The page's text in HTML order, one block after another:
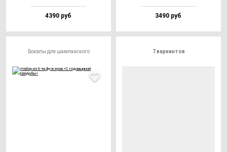
4390 руб 3490 руб
Бокалы для шампанского 7 вариантов